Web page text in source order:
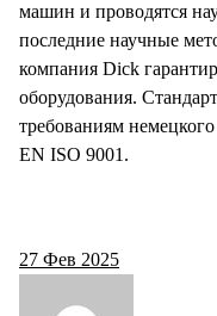
машин и проводятся
последние научные
компания Dick
оборудования.
требованиям
EN ISO 9001.
27 Фев 2025